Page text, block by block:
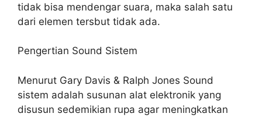
tidak bisa mendengar suara, maka salah satu
dari elemen tersbut tidak ada.
Pengertian Sound Sistem
Menurut Gary Davis & Ralph Jones Sound
sistem adalah susunan alat elektronik yang
disusun sedemikian rupa agar meningkatkan